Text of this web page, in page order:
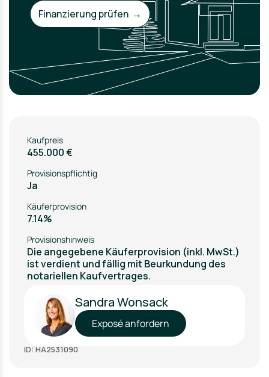
Finanzierung prüfen →
Kaufpreis
455.000 €
Provisionspflichtig
Ja
Käuferprovision
7.14%
Provisionshinweis
Die angegebene Käuferprovision (inkl. MwSt.)
ist verdient und fällig mit Beurkundung des
notariellen Kaufvertrages.
Sandra Wonsack
Exposé anfordern
ID: HA2531090